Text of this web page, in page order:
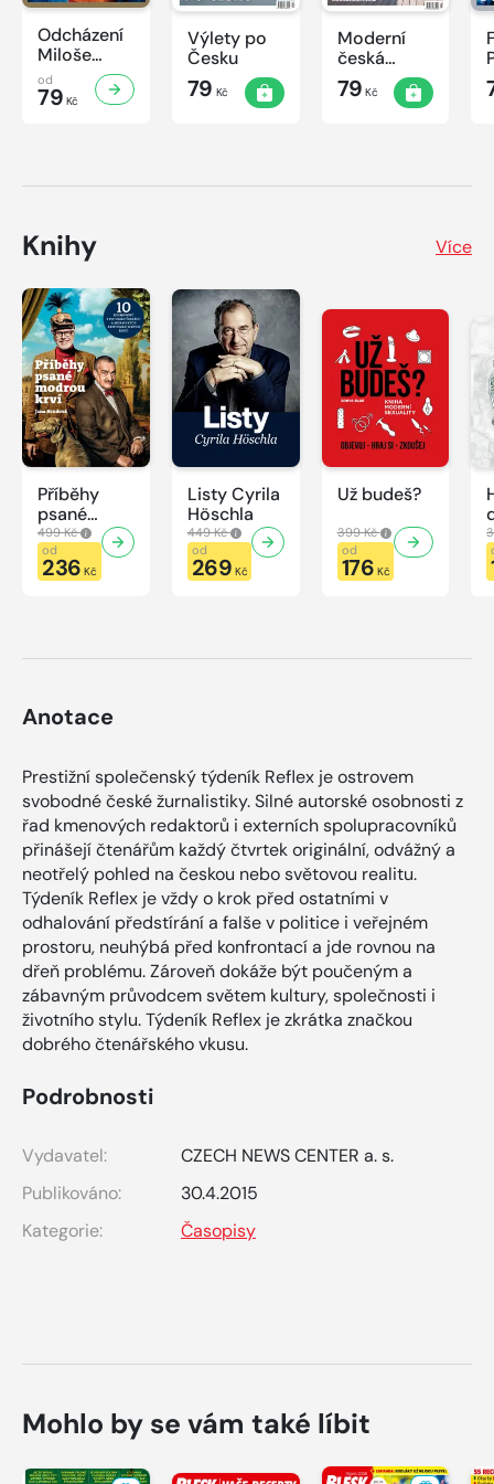
Odcházení
Miloše
Zemana
od
79 Kč
Výlety po
Česku
79 Kč
Moderní
česká
architektura
79 Kč
Knihy Více
Příběhy
psané
modrou
krví
499 Kč
od
236 Kč
Listy Cyrila
Höschla
449 Kč
od
269 Kč
Už budeš?
399 Kč
od
176 Kč
Anotace
Prestižní společenský týdeník Reflex je ostrovem
svobodné české žurnalistiky. Silné autorské osobnosti z
řad kmenových redaktorů i externích spolupracovníků
přinášejí čtenářům každý čtvrtek originální, odvážný a
neotřelý pohled na českou nebo světovou realitu.
Týdeník Reflex je vždy o krok před ostatními v
odhalování předstírání a falše v politice i veřejném
prostoru, neuhýbá před konfrontací a jde rovnou na
dřeň problému. Zároveň dokáže být poučeným a
zábavným průvodcem světem kultury, společnosti i
životního stylu. Týdeník Reflex je zkrátka značkou
dobrého čtenářského vkusu.
Podrobnosti
Vydavatel:
CZECH NEWS CENTER a. s.
Publikováno:
30.4.2015
Kategorie:
Časopisy
Mohlo by se vám také líbit